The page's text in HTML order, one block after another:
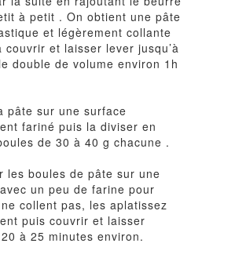
à petit . On obtient une pâte
et légèrement collante
couvrir et laisser lever jusqu’à
double de volume environ 1h
pâte sur une surface
fariné puis la diviser en
de 30 à 40 g chacune .
les boules de pâte sur une
un peu de farine pour
ne collent pas, les aplatissez
puis couvrir et laisser
à 25 minutes environ.